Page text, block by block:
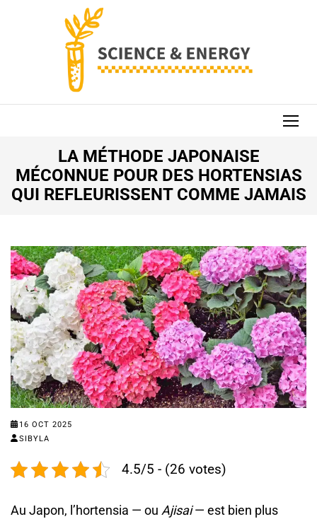
SCIENCE AND
LA MÉTHODE JAPONAISE
MÉCONNUE POUR DES HORTENSIAS
QUI REFLEURISSENT COMME JAMAIS
16 OCT 2025
SIBYLA
4.5/5 - (26 votes)
Au Japon, l’hortensia — ou Ajisai— est bien plus